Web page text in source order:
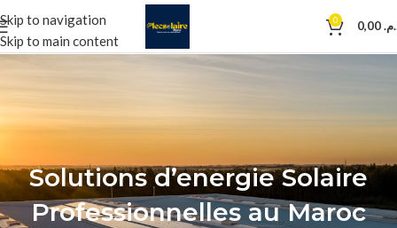
Skip to navigation
Skip to main content
0
Solutions d’energie Solaire
Professionnelles au Maroc